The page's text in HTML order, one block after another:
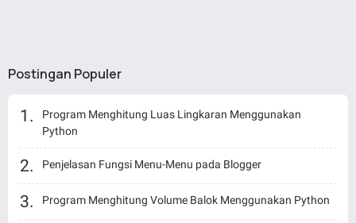
Postingan Populer
Program Menghitung Luas Lingkaran Menggunakan
Python
Penjelasan Fungsi Menu-Menu pada Blogger
Program Menghitung Volume Balok Menggunakan Python